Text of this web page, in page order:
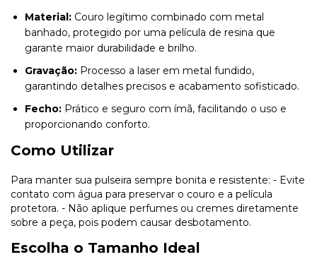
Material: Couro legítimo combinado com metal
banhado, protegido por uma película de resina que
garante maior durabilidade e brilho.
Gravação: Processo a laser em metal fundido,
garantindo detalhes precisos e acabamento sofisticado.
Fecho: Prático e seguro com ímã, facilitando o uso e
proporcionando conforto.
Como Utilizar
Para manter sua pulseira sempre bonita e resistente: - Evite
contato com água para preservar o couro e a película
protetora. - Não aplique perfumes ou cremes diretamente
sobre a peça, pois podem causar desbotamento.
Escolha o Tamanho Ideal